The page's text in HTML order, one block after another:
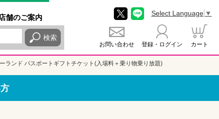
店舗のご案内
検索
お問い合わせ 登録・ログイン カート
Select Language ▼
ランド パスポートギフトチケット(入場料＋乗り物乗り放題)